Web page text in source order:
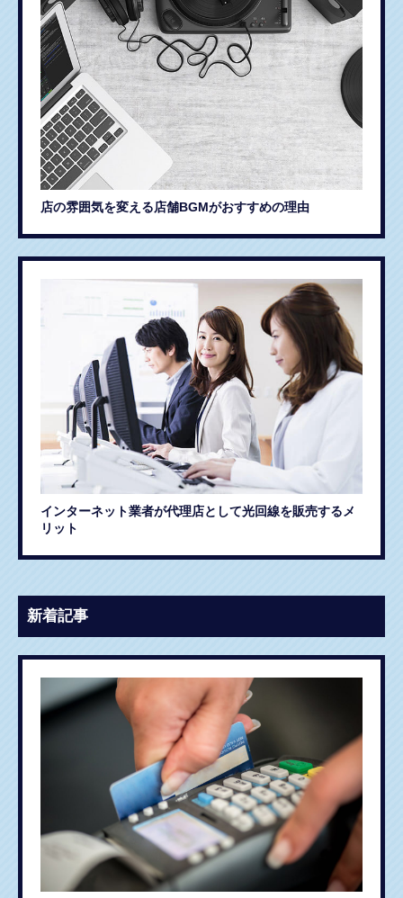
店の雰囲気を変える店舗BGMがおすすめの理由
インターネット業者が代理店として光回線を販売するメ
リット
新着記事